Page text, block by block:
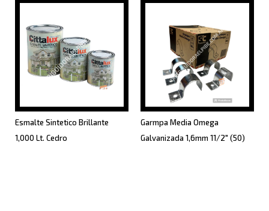
Esmalte Sintetico Brillante
1,000 Lt. Cedro
Garmpa Media Omega
Galvanizada 1,6mm 11/2" (50)